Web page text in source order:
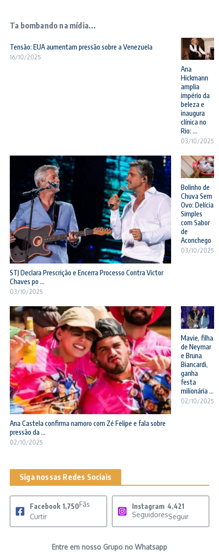
Ta bombando na mídia...
Tensão: EUA aumentam pressão sobre a Venezuela
16/10/2025
Ana
Hickmann
amplia
império da
beleza e
inaugura
clínica no
Rio: ...
03/10/2025
STJ Declara Prescrição e Encerra Processo Contra Victor
Chaves po ...
03/10/2025
Bolinho de
Chuva Sem
Ovo: Delícia
Simples
com Sabor
de
Aconchego
03/10/2025
Ana Castela confirma namoro com Zé Felipe e fala sobre
pressão da ...
02/10/2025
Mavie, filha
de Neymar
e Bruna
Biancardi,
ganha
festa
milionária ...
02/10/2025
Siga nossas Redes Sociais
Facebook 1,750Fãs
Curtir
Instagram 4,421
SeguidoresSeguir
Entre em nosso Grupo no Whatsapp